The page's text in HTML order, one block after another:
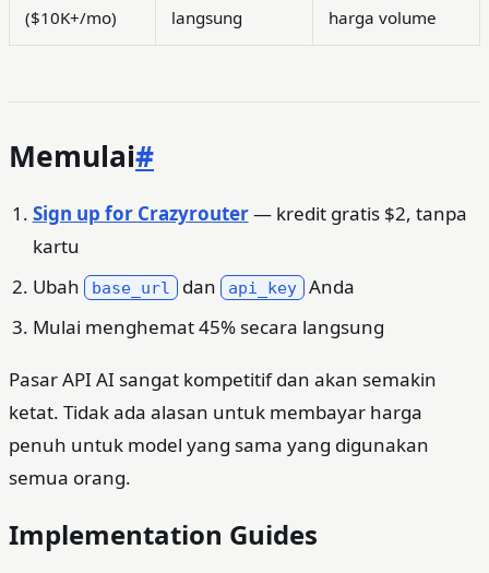
($10K+/mo)
langsung
harga volume
Memulai#
Sign up for Crazyrouter— kredit gratis $2, tanpa
kartu
Ubah
base_url dan api_key Anda
Mulai menghemat 45% secara langsung
Pasar API AI sangat kompetitif dan akan semakin
ketat. Tidak ada alasan untuk membayar harga
penuh untuk model yang sama yang digunakan
semua orang.
Implementation Guides